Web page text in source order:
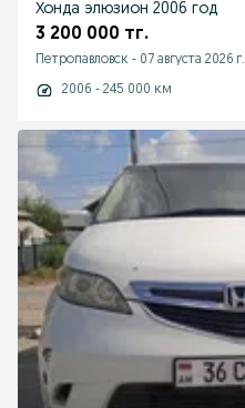
Хонда элюзион 2006 год
3 200 000 тг.
Петропавловск - 07 августа 2026 г.
2006 - 245 000 км